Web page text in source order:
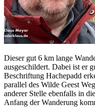
Dieser gut 6 km lange
ausgeschildert. Dabei ist er
Beschriftung Hachepadd
parallel des Wilde Geest
anderer Stelle ebenfalls in
Anfang der Wanderung